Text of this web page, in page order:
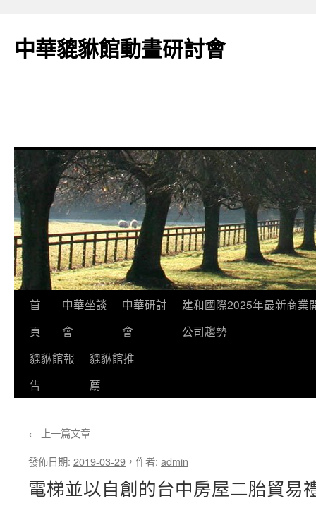
主
中華貔貅館動畫研討會
首
頁
中華坐談
會
中華研討
會
建和國際2025年最新商業
公司趨勢
貔貅館報
告
貔貅館推
薦
← 上一篇文章
發佈日期: 2019-03-29 ， 作者: admin
電梯並以自創的台中房屋二胎貿易